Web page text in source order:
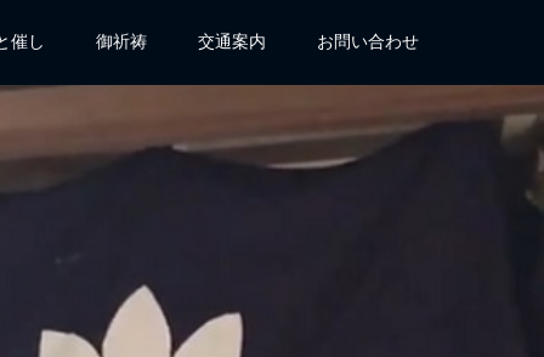
催し 御祈祷 交通案内 お問い合わせ